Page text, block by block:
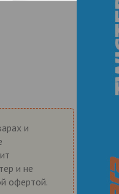
и
и не
офертой.